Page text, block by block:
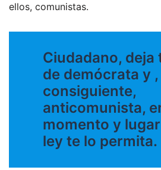
ellos, comunistas.
Ciudadano, deja
de demócrata y
consiguiente,
anticomunista,
momento y
ley te lo permita.